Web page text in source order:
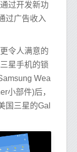
过开发新功
过广告收入
令人满意的
星手机的锁
Wea
小部件)后，
国三星的Gal